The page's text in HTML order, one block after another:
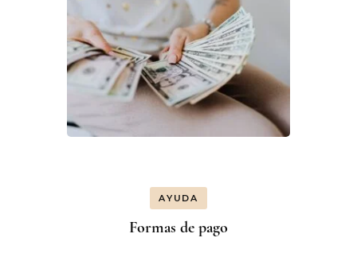
AYUDA
Formas de pago